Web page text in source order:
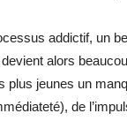
addictif, un
alors
plus jeunes un
de